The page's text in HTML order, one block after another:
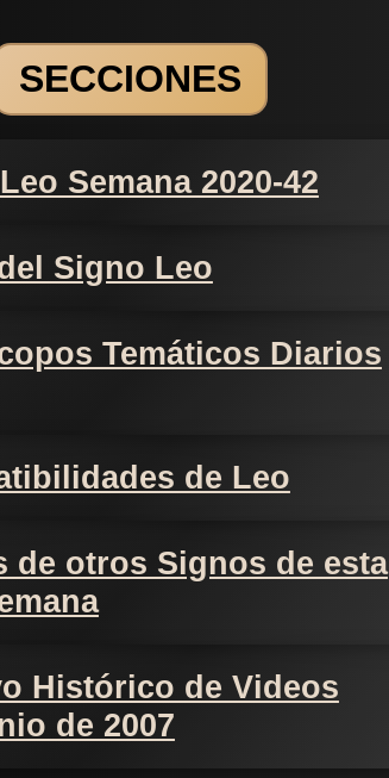
SECCIONES
Semana 2020-42
Signo Leo
Temáticos Diarios
de Leo
de otros Signos de esta
Histórico de Videos
de 2007